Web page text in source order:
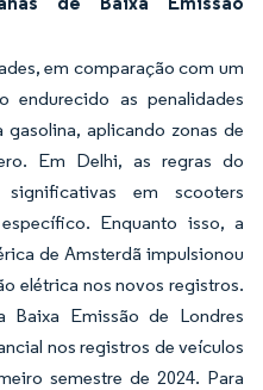
em comparação com um
endurecido as penalidades
aplicando zonas de
Em Delhi, as regras do
em scooters
Enquanto isso, a
de Amsterdã impulsionou
elétrica nos novos registros.
Baixa Emissão de Londres
nos registros de veículos
semestre de 2024. Para